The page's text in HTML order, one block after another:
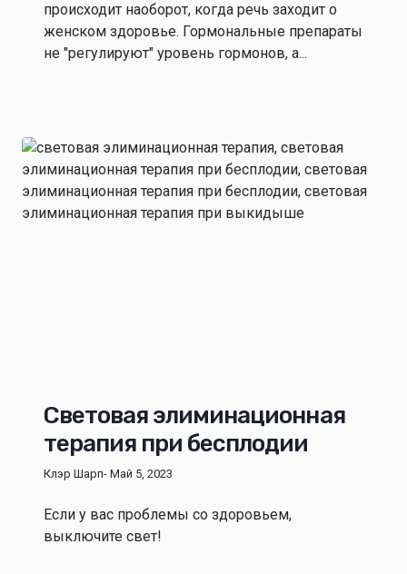
происходит наоборот, когда речь заходит о
женском здоровье. Гормональные препараты
не "регулируют" уровень гормонов, а...
Световая элиминационная
терапия при бесплодии
Клэр Шарп- Май 5, 2023
Если у вас проблемы со здоровьем,
выключите свет!